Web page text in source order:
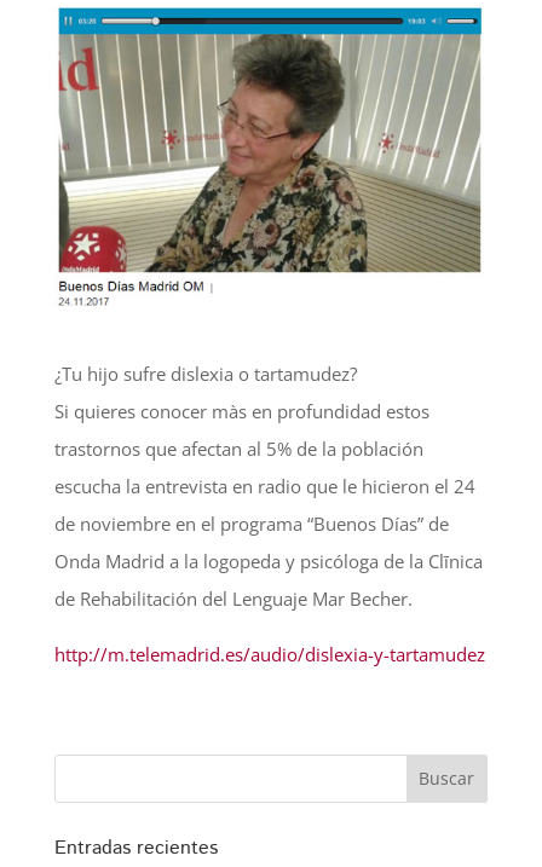
¿Tu hijo sufre dislexia o tartamudez?
Si quieres conocer màs en profundidad estos
trastornos que afectan al 5% de la población
escucha la entrevista en radio que le hicieron el 24
de noviembre en el programa “Buenos Días” de
Onda Madrid a la logopeda y psicóloga de la Clīnica
de Rehabilitación del Lenguaje Mar Becher.
http://m.telemadrid.es/audio/dislexia-y-tartamudez
Entradas recientes